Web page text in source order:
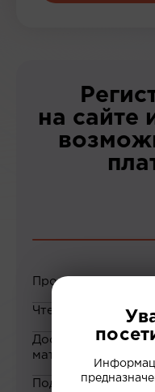
на сайте
Просмотр
Чтение статей
Доступ к закрытым
материалам
Подборка